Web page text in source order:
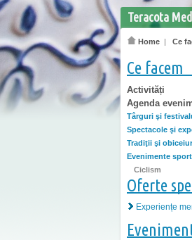
Teracota
Home | Ce
Ce facem
Activități
Agenda
Târguri şi
Spectacole şi
Tradiţii şi
Evenimente
Ciclism
Oferte
Experiențe